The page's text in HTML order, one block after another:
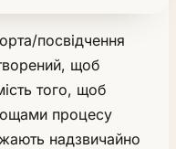
посвідчення
щоб
того, щоб
процесу
надзвичайно